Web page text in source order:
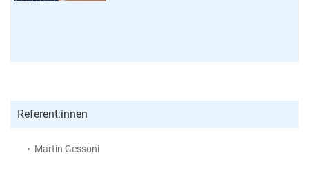
Referent:innen
Martin Gessoni